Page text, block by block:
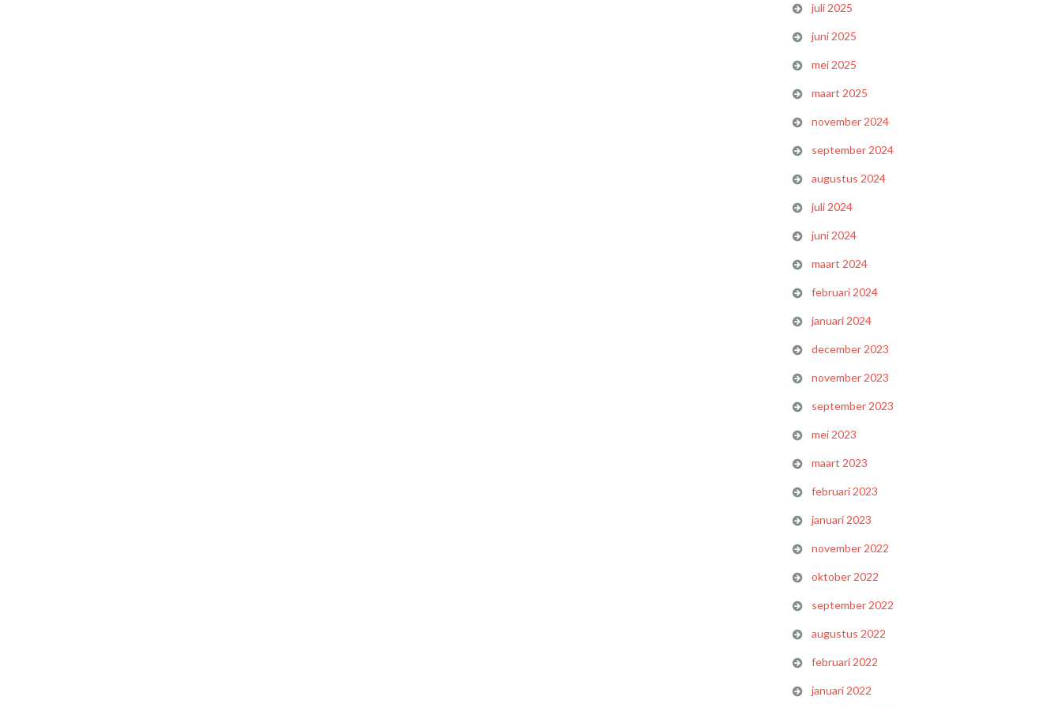
juli 2025
juni 2025
mei 2025
maart 2025
november 2024
september 2024
augustus 2024
juli 2024
juni 2024
maart 2024
februari 2024
januari 2024
december 2023
november 2023
september 2023
mei 2023
maart 2023
februari 2023
januari 2023
november 2022
oktober 2022
september 2022
augustus 2022
februari 2022
januari 2022